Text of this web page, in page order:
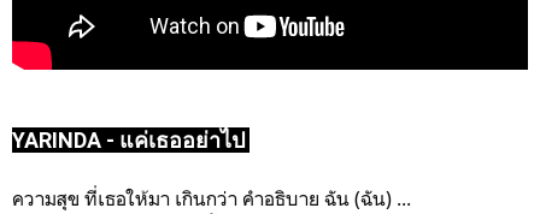
YARINDA - แค่เธออย่าไป
ความสุข ที่เธอให้มา เกินกว่า คำอธิบาย ฉัน (ฉัน) ...